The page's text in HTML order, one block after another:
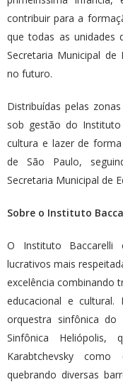
contribuir para a
que todas as unidades
Secretaria Municipal
no futuro.
Distribuídas pelas
sob gestão do
cultura e lazer de
de São Paulo,
Secretaria Municipal de
Sobre o Instituto
O Instituto Baccarelli
lucrativos mais
excelência combinando
educacional e
orquestra sinfônica
Sinfônica
Karabtchevsky
quebrando diversas